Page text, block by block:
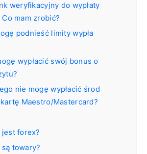
weryfikacyjny do wypłaty
Co mam zrobić?
podnieść limity wypła
wypłacić swój bonus o
nie mogę wypłacić środ
Maestro/Mastercard?
jest forex?
są towary?